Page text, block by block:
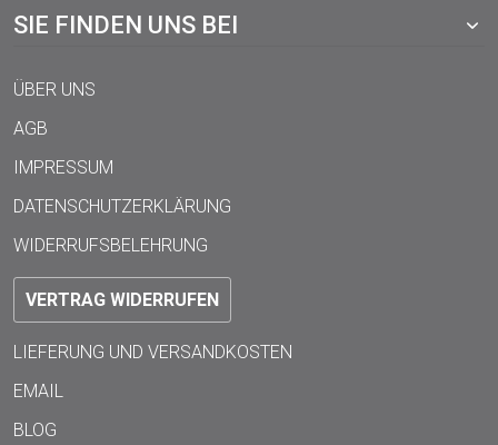
SIE FINDEN UNS BEI
ÜBER UNS
AGB
IMPRESSUM
DATENSCHUTZERKLÄRUNG
WIDERRUFSBELEHRUNG
VERTRAG WIDERRUFEN
LIEFERUNG UND VERSANDKOSTEN
EMAIL
BLOG